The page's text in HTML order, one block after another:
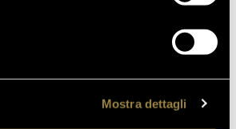
Mostra dettagli